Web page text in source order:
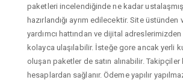
paketleri incelendiğinde ne kadar
hazırlandığı ayrım edilecektir. Site üstünden
yardımcı hattından ve dijital
kolayca ulaşılabilir. İsteğe gore ancak yerli
oluşan paketler de satın alınabilir. Takipçiler
hesaplardan sağlanır. Ödeme yapılır